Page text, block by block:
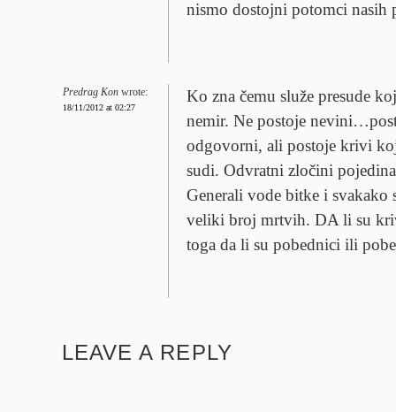
nismo dostojni potomci nasih
Predrag Kon wrote:
18/11/2012 at 02:27
Ko zna čemu služe presude
nemir. Ne postoje
odgovorni, ali postoje krivi
sudi. Odvratni zločini
Generali vode bitke i svakako
veliki broj mrtvih. DA li su
toga da li su pobednici ili
LEAVE A REPLY